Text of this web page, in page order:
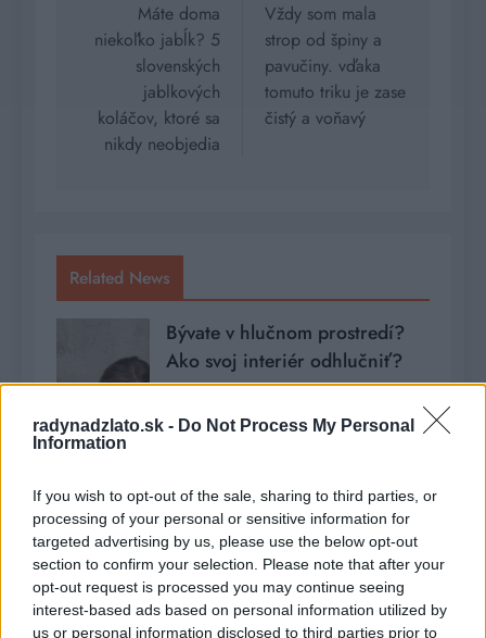
radynadzlato.sk - Do Not Process My Personal
Information
If you wish to opt-out of the sale, sharing to third parties, or
processing of your personal or sensitive information for
targeted advertising by us, please use the below opt-out
section to confirm your selection. Please note that after your
opt-out request is processed you may continue seeing
interest-based ads based on personal information utilized by
us or personal information disclosed to third parties prior to
článku
Máte doma
niekoľko jabĺk? 5
slovenských
jablkových
koláčov, ktoré sa
nikdy neobjedia
Vždy som mala
strop od špiny a
pavučiny. vďaka
tomuto triku je zase
čistý a voňavý
Related News
Bývate v hlučnom prostredí?
Ako svoj interiér odhlučniť?